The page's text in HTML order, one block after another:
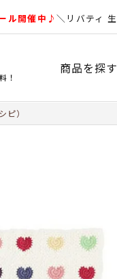
ル開催中♪＼リバティ
！
商品を探す
ピ）